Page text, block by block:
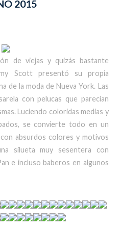
2015
de viejas y quizás bastante
Scott presentó su propia
de la moda de Nueva York. Las
con pelucas que parecían
Luciendo coloridas medias y
se convierte todo en un
absurdos colores y motivos
silueta muy sesentera con
e incluso baberos en algunos